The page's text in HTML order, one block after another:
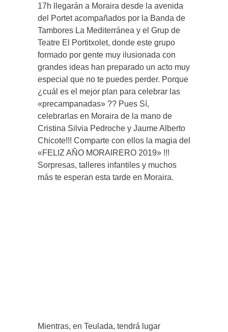
17h llegarán a Moraira desde la avenida
del Portet acompañados por la Banda de
Tambores La Mediterránea y el Grup de
Teatre El Portitxolet, donde este grupo
formado por gente muy ilusionada con
grandes ideas han preparado un acto muy
especial que no te puedes perder. Porque
¿cuál es el mejor plan para celebrar las
«precampanadas» ?? Pues Sí,
celebrarlas en Moraira de la mano de
Cristina Silvia Pedroche y Jaume Alberto
Chicote!!! Comparte con ellos la magia del
«FELIZ AÑO MORAIRERO 2019» !!!
Sorpresas, talleres infantiles y muchos
más te esperan esta tarde en Moraira.
Mientras, en Teulada, tendrá lugar